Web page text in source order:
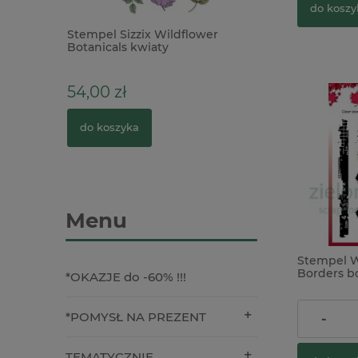
Stempel Sizzix Wildflower
Botanicals kwiaty
54,00 zł
do koszyka
Pudełko
Menu
*OKAZJE do -60% !!!
*POMYSŁ NA PREZENT
do
Stempel
Borders
38,00 zł
-